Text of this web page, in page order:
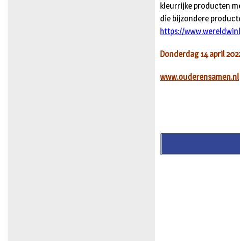
kleurrijke producten
die bijzondere
https://
Donderdag 14 april
www.ouderensamen.nl